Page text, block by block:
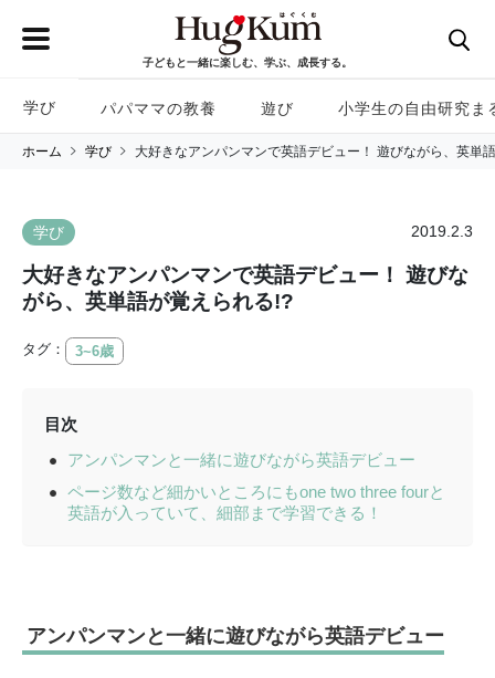
子どもと一緒に楽しむ、学ぶ、成長する。
学び パパママの教養 遊び 小学生の自由研究ま
ホーム 学び 大好きなアンパンマンで英語デビュー！ 遊びながら、英単
学び 2019.2.3
大好きなアンパンマンで英語デビュー！ 遊びな
がら、英単語が覚えられる!?
タグ： 3~6歳
目次
アンパンマンと一緒に遊びながら英語デビュー
ページ数など細かいところにもone two three fourと
英語が入っていて、細部まで学習できる！
アンパンマンと一緒に遊びながら英語デビュー